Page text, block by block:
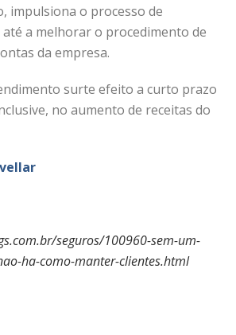
impulsiona o processo de
até a melhorar o procedimento de
da empresa.
surte efeito a curto prazo
no aumento de receitas do
seguros/100960-sem-um-
ha-como-manter-clientes.html